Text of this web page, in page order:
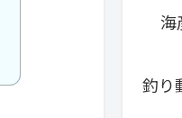
海
釣り